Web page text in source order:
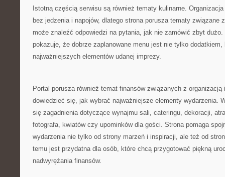
Istotną częścią serwisu są również tematy kulinarne.
bez jedzenia i napojów, dlatego strona porusza tematy związane
może znaleźć odpowiedzi na pytania, jak nie zamówić zbyt
pokazuje, że dobrze zaplanowane menu jest nie tylko
najważniejszych elementów udanej imprezy.
Portal porusza również temat finansów związanych z
dowiedzieć się, jak wybrać najważniejsze elementy wydarzenia.
się zagadnienia dotyczące wynajmu sali, cateringu, dekoracji,
fotografa, kwiatów czy upominków dla gości. Strona pomaga
wydarzenia nie tylko od strony marzeń i inspiracji, ale też od
temu jest przydatna dla osób, które chcą przygotować piękną
nadwyrężania finansów.